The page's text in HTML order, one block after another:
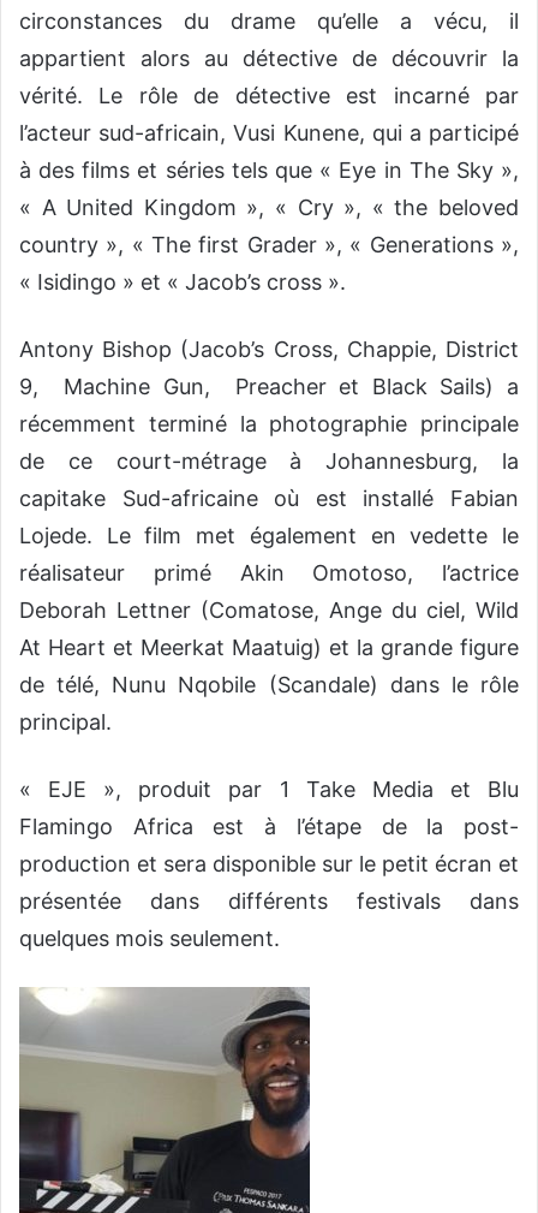
circonstances du drame qu’elle a vécu, il
appartient alors au détective de découvrir la
vérité. Le rôle de détective est incarné par
l’acteur sud-africain, Vusi Kunene, qui a participé
à des films et séries tels que « Eye in The Sky »,
« A United Kingdom », « Cry », « the beloved
country », « The first Grader », « Generations »,
« Isidingo » et « Jacob’s cross ».
Antony Bishop (Jacob’s Cross, Chappie, District
9, Machine Gun, Preacher et Black Sails) a
récemment terminé la photographie principale
de ce court-métrage à Johannesburg, la
capitake Sud-africaine où est installé Fabian
Lojede. Le film met également en vedette le
réalisateur primé Akin Omotoso, l’actrice
Deborah Lettner (Comatose, Ange du ciel, Wild
At Heart et Meerkat Maatuig) et la grande figure
de télé, Nunu Nqobile (Scandale) dans le rôle
principal.
« EJE », produit par 1 Take Media et Blu
Flamingo Africa est à l’étape de la post-
production et sera disponible sur le petit écran et
présentée dans différents festivals dans
quelques mois seulement.